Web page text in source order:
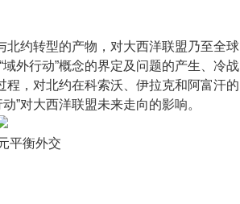
北约转型的产物，对大西洋联盟乃至全球
外行动”概念的界定及问题的产生、冷战
程，对北约在科索沃、伊拉克和阿富汗的
”对大西洋联盟未来走向的影响。
平衡外交